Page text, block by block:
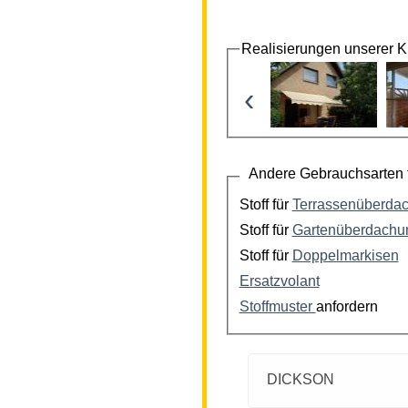
Realisierungen unserer
‹
Andere
Stoff für
Stoff für
Stoff für Doppelmarkisen
Ersatzvolant
Stoffmuster anfordern
DICKSON